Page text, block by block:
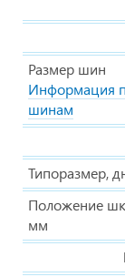
Размер шин
Информация
шинам
Типоразмер,
Положение
мм